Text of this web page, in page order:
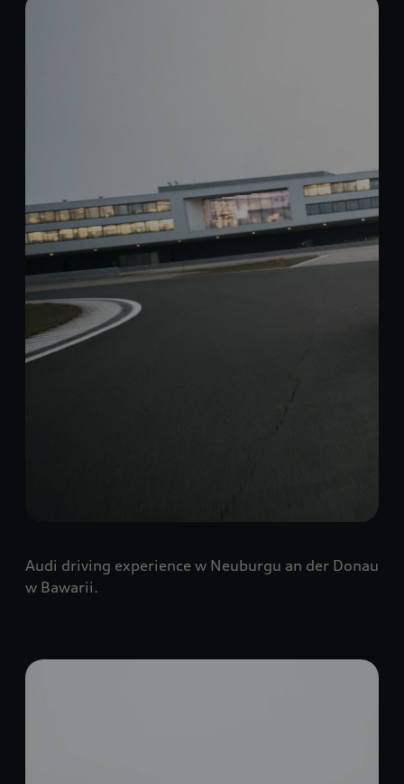
Audi driving experience w Neuburgu an der Donau
w Bawarii.